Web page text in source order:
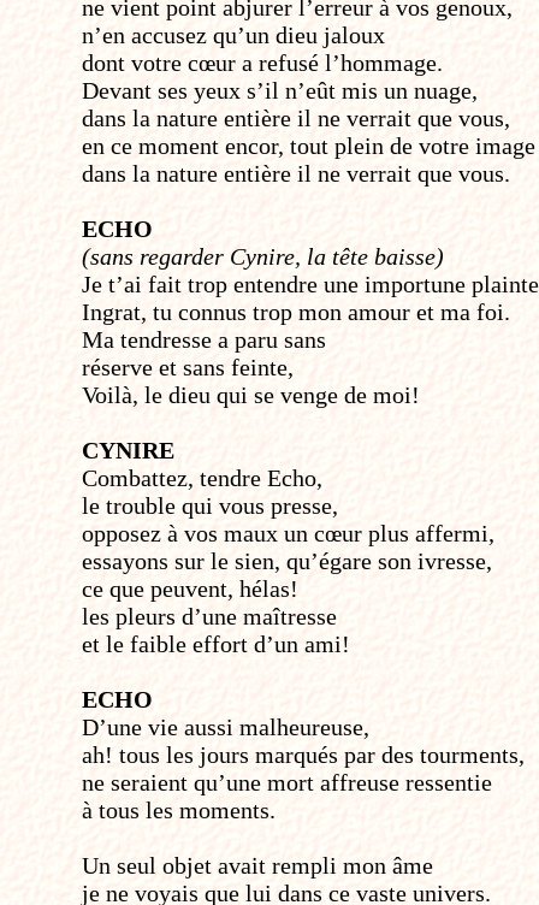
ne vient point abjurer l’erreur à vos genoux,
n’en accusez qu’un dieu jaloux
dont votre cœur a refusé l’hommage.
Devant ses yeux s’il n’eût mis un nuage,
dans la nature entière il ne verrait que vous,
en ce moment encor, tout plein de votre image
dans la nature entière il ne verrait que vous.
ECHO
(sans regarder Cynire, la tête baisse)
Je t’ai fait trop entendre une importune
Ingrat, tu connus trop mon amour et ma foi.
Ma tendresse a paru sans
réserve et sans feinte,
Voilà, le dieu qui se venge de moi!
CYNIRE
Combattez, tendre Echo,
le trouble qui vous presse,
opposez à vos maux un cœur plus affermi,
essayons sur le sien, qu’égare son ivresse,
ce que peuvent, hélas!
les pleurs d’une maîtresse
et le faible effort d’un ami!
ECHO
D’une vie aussi malheureuse,
ah! tous les jours marqués par des tourments,
ne seraient qu’une mort affreuse ressentie
à tous les moments.
Un seul objet avait rempli mon âme
je ne voyais que lui dans ce vaste univers.